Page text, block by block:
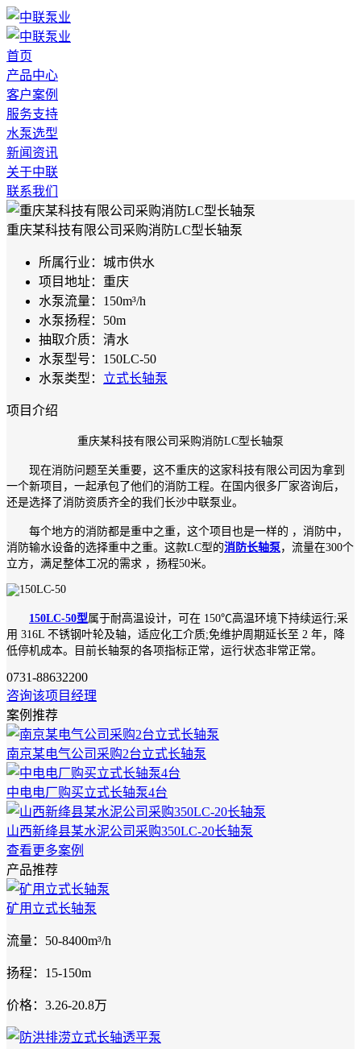
首页
产品中心
客户案例
服务支持
水泵选型
新闻资讯
关于中联
联系我们
重庆某科技有限公司采购消防LC型长轴泵
所属行业： 城市供水
项目地址： 重庆
水泵流量： 150m³/h
水泵扬程： 50m
抽取介质： 清水
水泵型号： 150LC-50
水泵类型： 立式长轴泵
项目介绍
重庆某科技有限公司采购消防LC型长轴泵
现在消防问题至关重要，这不重庆的这家科技有限公司因为拿到
一个新项目，一起承包了他们的消防工程。在国内很多厂家咨询后，
还是选择了消防资质齐全的我们长沙中联泵业。
每个地方的消防都是重中之重，这个项目也是一样的 ，消防中，
消防输水设备的选择重中之重。这款LC型的消防长轴泵，流量在300个
立方，满足整体工况的需求 ，扬程50米。
150LC-50型属于耐高温设计，可在 150℃高温环境下持续运行;采
用 316L 不锈钢叶轮及轴，适应化工介质;免维护周期延长至 2 年，降
低停机成本。目前长轴泵的各项指标正常，运行状态非常正常。
0731-88632200
咨询该项目经理
案例推荐
南京某电气公司采购2台立式长轴泵
中电电厂购买立式长轴泵4台
山西新绛县某水泥公司采购350LC-20长轴泵
查看更多案例
产品推荐
矿用立式长轴泵
流量：50-8400m³/h
扬程：15-150m
价格：3.26-20.8万